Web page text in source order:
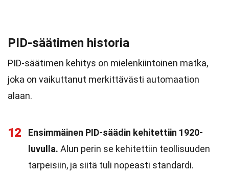
PID-säätimen historia
PID-säätimen kehitys on mielenkiintoinen matka,
joka on vaikuttanut merkittävästi automaation
alaan.
12
Ensimmäinen PID-säädin kehitettiin 1920-
luvulla. Alun perin se kehitettiin teollisuuden
tarpeisiin, ja siitä tuli nopeasti standardi.